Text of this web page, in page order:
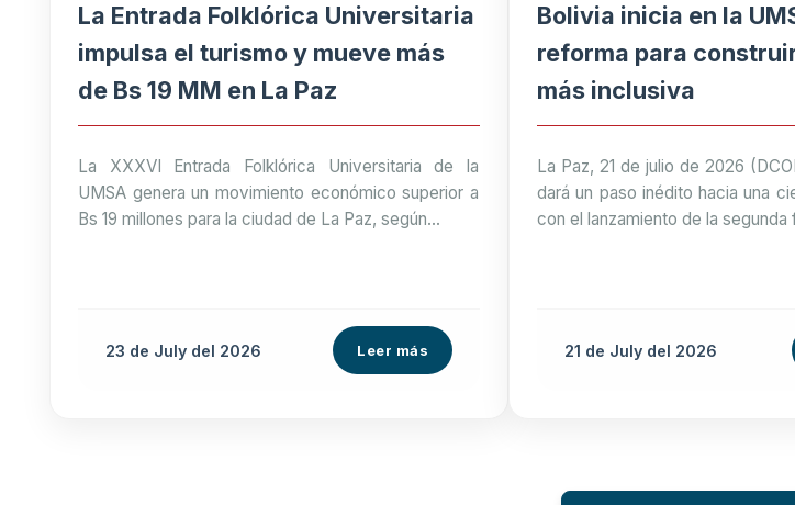
La Entrada Folklórica Universitaria
impulsa el turismo y mueve más
de Bs 19 MM en La Paz
La XXXVI Entrada Folklórica Universitaria de la
UMSA genera un movimiento económico superior a
Bs 19 millones para la ciudad de La Paz, según...
23 de July del 2026 Leer más
Bolivia inicia en la
reforma para
más inclusiva
La Paz, 21 de julio de 2026
dará un paso inédito hacia una
con el lanzamiento de la segunda
21 de July del 2026